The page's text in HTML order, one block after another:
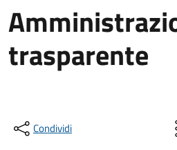
trasparente
Condividi